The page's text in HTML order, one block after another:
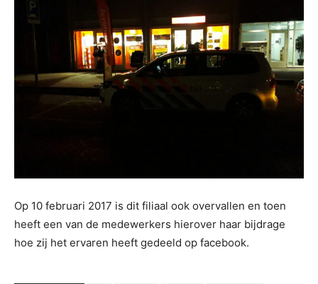
Op 10 februari 2017 is dit filiaal ook overvallen en toen
heeft een van de medewerkers hierover haar bijdrage
hoe zij het ervaren heeft gedeeld op facebook.